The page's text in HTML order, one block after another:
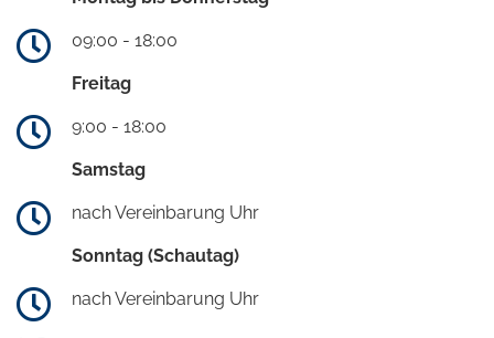
09:00 - 18:00
Freitag
9:00 - 18:00
Samstag
nach Vereinbarung Uhr
Sonntag (Schautag)
nach Vereinbarung Uhr